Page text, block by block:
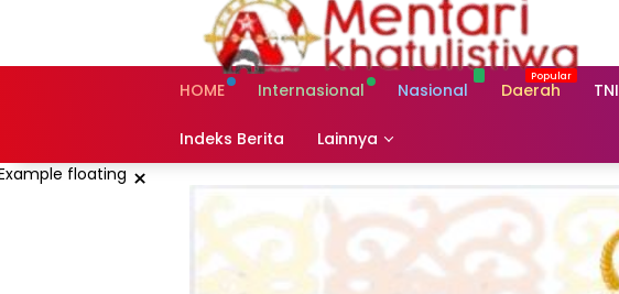
HOME
Internasional Nasional Daerah TNI
Indeks Berita Lainnya
×